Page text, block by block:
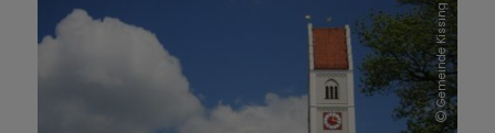
Gemeinde Kissing